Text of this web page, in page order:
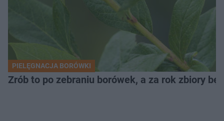
PIELĘGNACJA BORÓWKI
Zrób to po zebraniu borówek, a za rok zbiory